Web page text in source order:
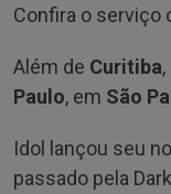
Confira o serviço
Além de Curitiba
Paulo, em São
Idol lançou seu
passado pela